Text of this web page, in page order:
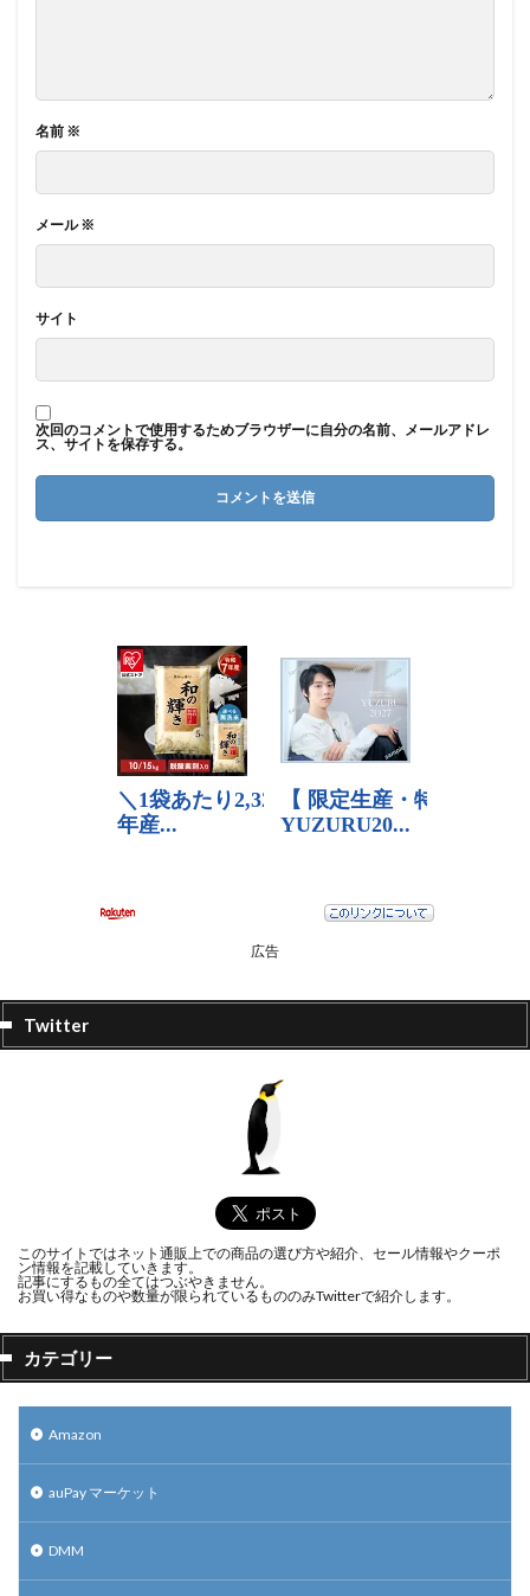
名前 ※
メール※
サイト
次回のコメントで使用するためブラウザーに自分の名前、メールアドレ
ス、サイトを保存する。
広告
Twitter
このサイトではネット通販上での商品の選び方や紹介、セール情報やクーポ
ン情報を記載していきます。
記事にするもの全てはつぶやきません。
お買い得なものや数量が限られているもののみTwitterで紹介します。
カテゴリー
Amazon
auPay マーケット
DMM